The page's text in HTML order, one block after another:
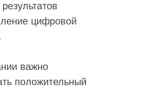
цифровой
важно
положительный